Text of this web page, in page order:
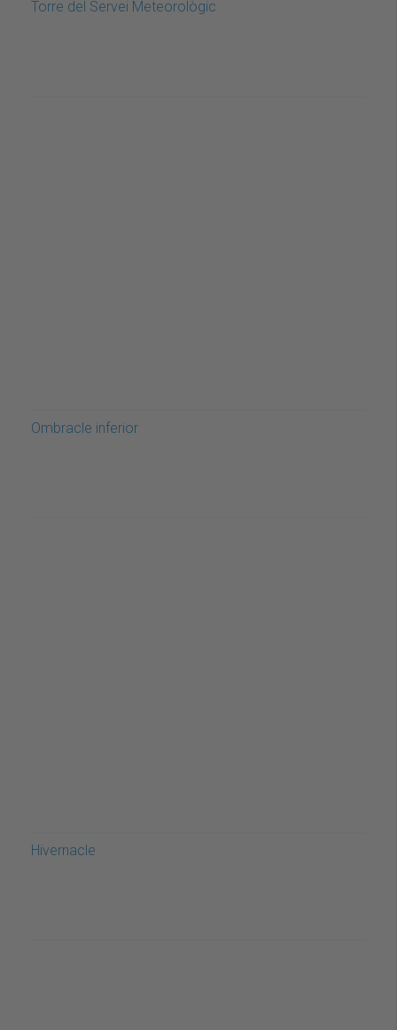
Torre del Servei Meteorològic
Ombracle inferior
Hivernacle